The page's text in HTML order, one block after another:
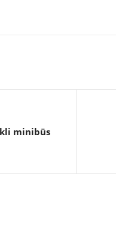
minibüs